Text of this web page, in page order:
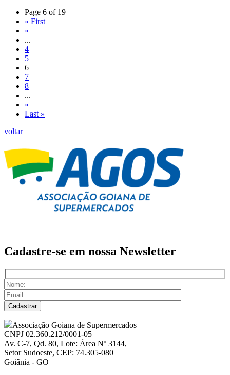
Page 6 of 19
« First
«
...
4
5
6
7
8
...
»
Last »
voltar
Cadastre-se em nossa Newsletter
Associação Goiana de Supermercados
CNPJ 02.360.212/0001-05
Av. C-7, Qd. 80, Lote: Área Nº 3144,
Setor Sudoeste, CEP: 74.305-080
Goiânia - GO